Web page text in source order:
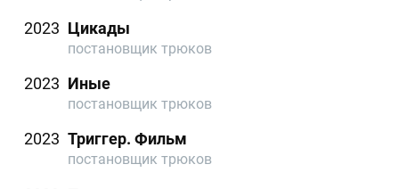
2023 Цикады
постановщик трюков
2023 Иные
постановщик трюков
2023 Триггер. Фильм
постановщик трюков